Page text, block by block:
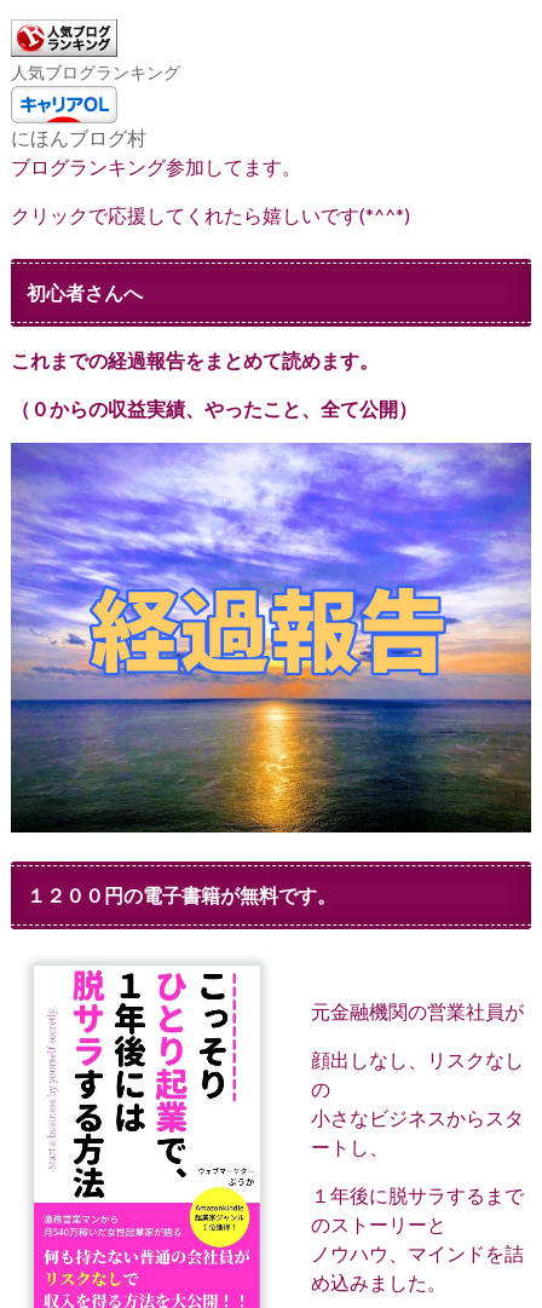
人気ブログランキング
にほんブログ村
ブログランキング参加してます。
クリックで応援してくれたら嬉しいです(*^^*)
初心者さんへ
これまでの経過報告をまとめて読めます。
（０からの収益実績、やったこと、全て公開）
１２００円の電子書籍が無料です。
元金融機関の営業社員が
顔出しなし、リスクなし
の
小さなビジネスからスタ
ートし、
１年後に脱サラするまで
のストーリーと
ノウハウ、マインドを詰
め込みました。